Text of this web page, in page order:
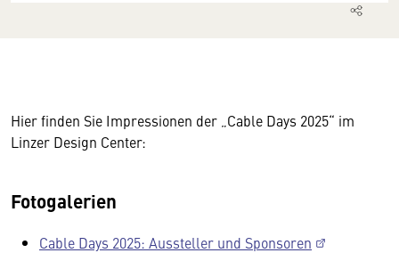
Hier finden Sie Impressionen der „Cable Days 2025“ im
Linzer Design Center:
Fotogalerien
Cable Days 2025: Aussteller und Sponsoren